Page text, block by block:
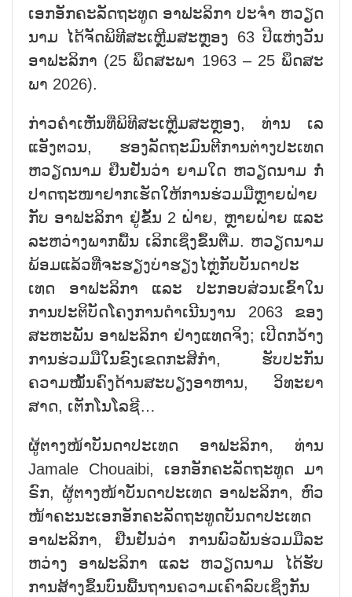
ເອກ​ອັກ​ຄະ​ລັດ​ຖະ​ທູດ​ ອ​າ​ຟະ​ລິ​ກາ ປະ​ຈຳ ຫວຽດ​
ນາມ ໄດ້​ຈັດ​ພ​ິ​ທີ​ສະ​ເຫຼີມ​ສະ​ຫຼອງ 63 ປີ​ແຫ່ງວັນ​
ອາ​ຟະ​ລິ​ກາ (25 ພຶດ​ສະ​ພາ 1963 – 25 ພຶ​ດ​ສະ​
ພາ 2026).
ກ່າວ​ຄຳ​ເຫັນ​ທີ່​ພິ​ທີ​ສະ​ເຫຼີມ​ສະ​ຫຼອງ, ທ່ານ ເລ​
ແອັງ​ຕວນ, ຮອງ​ລັດ​ຖະ​ມົນ​ຕີ​ການ​ຕ່າງ​ປະ​ເທດ
ຫວຽດ​ນາມ ຢືນ​ຢັນ​ວ່າ ຍາມ​ໃດ ຫວຽດ​ນາມ ກໍ່​
ປາດ​ຖະ​ໜາ​ຢາກ​ເຮັດ​ໃຫ້​ການ​ຮ່ວມ​ມື​ຫຼາຍ​ຝ່າຍ​
ກັບ ອາ​ຟະ​ລິ​ກາ ຢູ່ຂັ້ນ 2 ຝ່າຍ, ຫຼາຍ​ຝ່າຍ ແລະ
ລະ​ຫວ່າງ​ພາກ​ພື້ນ ​ເລິກ​ເຊິ່ງ​ຂຶ້​ນ​ຕື່​ມ. ຫວຽດ​ນາມ
ພ້ອມ​ແລ້ວ​ທີ່​ຈະ​ຮຽງ​ບ່າ​ຮຽງ​ໄຫຼ່​ກັບ​ບັນ​ດາ​ປະ​
ເທດ ອາ​ຟະ​ລິ​ກາ ແລະ ປະ​ກອບ​ສ່ວນ​​ເຂົ້າ​ໃນ​
ການ​ປະ​ຕິ​ບັດ​ໂຄງ​ການ​ດຳ​ເນີນ​ງານ 2063 ຂອງ​
ສະ​ຫະ​ພັນ ອາ​ຟະ​ລິ​ກາ ຢ່າງແທດຈິງ; ເປີດກວ້າງ​
ການ​ຮ່ວມ​ມື​ໃນ​ຂົງ​ເຂດ​ກະ​ສິ​ກຳ, ຮັບ​ປະ​ກັນ​
ຄວາມ​ໝັ້​ນ​ຄົງ​ດ້ານ​ສະ​ບຽງ​ອາ​ຫານ, ວິ​ທະ​ຍາ​
ສາດ, ເຕັກ​ໂນ​ໂລ​ຊີ…
ຜູ້​ຕາງ​ໜ້າບັນ​ດາ​ປະ​ເທດ ອາ​ຟະ​ລິ​ກາ, ທ່ານ
Jamale Chouaibi, ເອກ​ອັກ​ຄະ​ລັດ​ຖະ​ທູດ ມາ​
ຣົກ, ຜູ້​ຕາງ​ໜ້າ​ບັນ​ດາ​ປະ​ເທດ ອາ​ຟະ​ລິ​ກາ, ຫົວ​
ໜ້າ​ຄະ​ນະ​ເອກ​ອັກ​ຄະ​ລັດ​ຖະ​ທູດບັນ​ດາ​ປະ​ເທດ
ອາ​ຟະ​ລິ​ກາ, ຢືນ​ຢັນ​ວ່າ ການ​ພົວ​ພັນ​ຮ່ວມ​ມື​ລະ​
ຫວ່າງ ອາ​ຟະ​ລິ​ກາ ແລະ ຫວຽດ​ນາມ ໄດ້​ຮັບ​
ການ​ສ້າ​ງ​ຂຶ້ນ​ບົນ​ພື້ນ​ຖານ​ຄວາມ​ເຄົາ​ລົບ​ເຊິ່ງ​ກັນ​